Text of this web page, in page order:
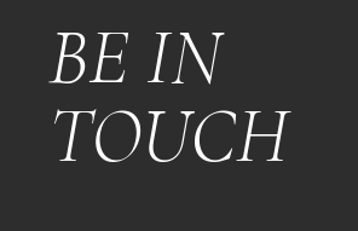
BE IN
TOUCH